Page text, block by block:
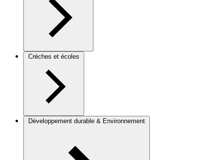
Crèches et écoles
Développement durable & Environnement